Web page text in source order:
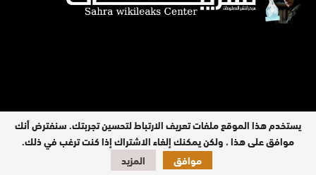
جميع الحقوق محفوظة © 2026
يستخدم هذا الموقع ملفات تعريف الارتباط لتحسين تجربتك. سنفترض أنك
موافق على هذا ، ولكن يمكنك إلغاء الاشتراك إذا كنت ترغب في ذلك.
موافق
المزيد